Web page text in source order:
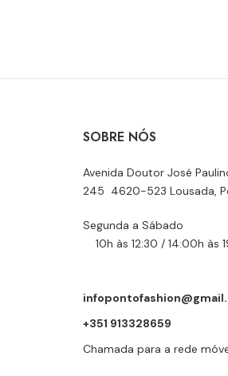
SOBRE NÓS
Avenida Doutor José
245 4620-523 Lousada,
Segunda a
10h às 12:30 / 14:00h às
+351 913328659
Chamada para a rede